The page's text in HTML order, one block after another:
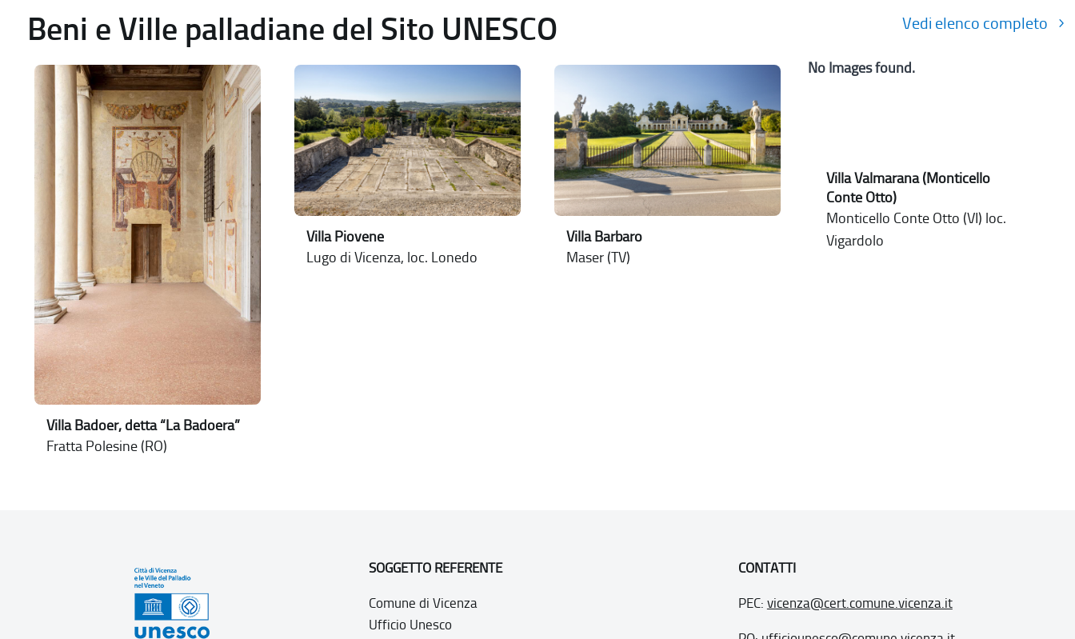
Beni e Ville palladiane del Sito UNESCO Vedi elenco completo
Villa Badoer, detta “La Badoera”
Fratta Polesine (RO)
Villa Piovene
Lugo di Vicenza, loc. Lonedo
Villa Barbaro
Maser (TV)
No Images found.
Villa Valmarana (Monticello
Conte Otto)
Monticello Conte Otto (VI) loc.
Vigardolo
SOGGETTO REFERENTE
Comune di Vicenza
Ufficio Unesco
CONTATTI
PEC: vicenza@cert.comune.vicenza.it